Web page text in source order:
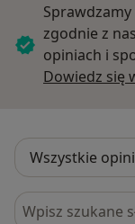
zgodnie z
opiniach i
Dowiedz się
Szukaj w